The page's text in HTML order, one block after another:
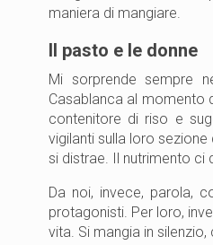
maniera di mangiare.
Il pasto e le donne
Mi sorprende sempre
Casablanca al momento
contenitore di riso e
vigilanti sulla loro
si distrae. Il nutrimento ci
Da noi, invece, parola,
protagonisti. Per loro,
vita. Si mangia in